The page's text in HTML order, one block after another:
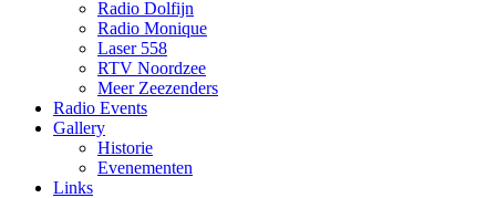
Radio Dolfijn
Radio Monique
Laser 558
RTV Noordzee
Meer Zeezenders
Radio Events
Gallery
Historie
Evenementen
Links